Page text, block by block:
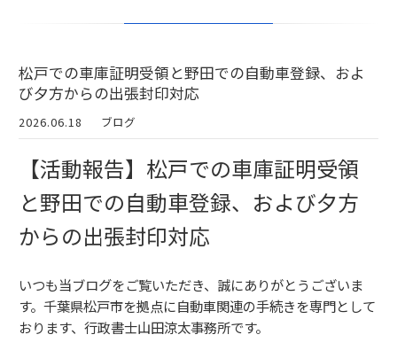
松戸での車庫証明受領と野田での自動車登録、およ
び夕方からの出張封印対応
2026.06.18 ブログ
【活動報告】松戸での車庫証明受領
と野田での自動車登録、および夕方
からの出張封印対応
いつも当ブログをご覧いただき、誠にありがとうございま
す。千葉県松戸市を拠点に自動車関連の手続きを専門として
おります、行政書士山田涼太事務所です。